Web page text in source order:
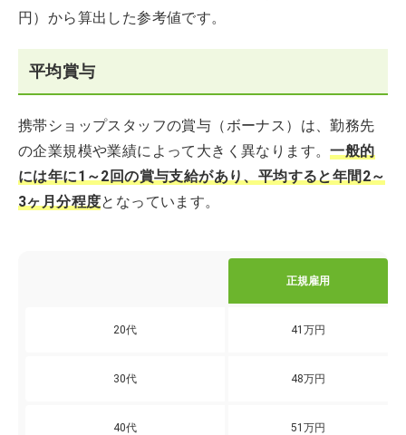
円）から算出した参考値です。
平均賞与
携帯ショップスタッフの賞与（ボーナス）は、勤務先
の企業規模や業績によって大きく異なります。一般的
には年に1～2回の賞与支給があり、平均すると年間2～
3ヶ月分程度となっています。
正規雇用
20代 41万円
30代 48万円
40代 51万円